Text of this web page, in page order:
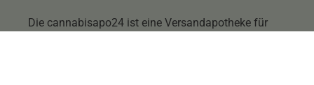
Die cannabisapo24 ist eine Versandapotheke für